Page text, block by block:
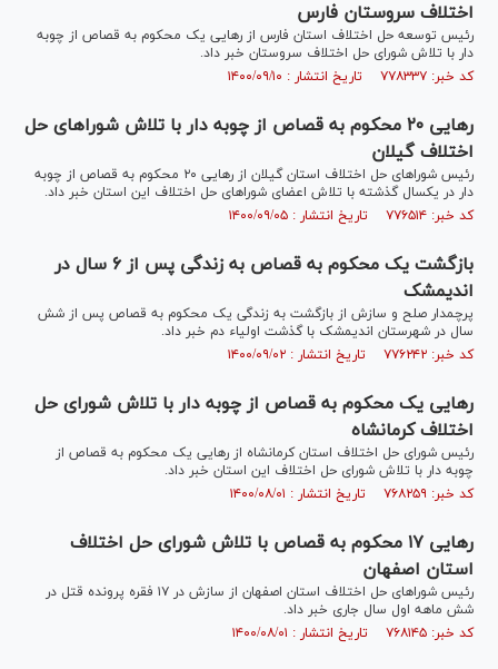
اختلاف سروستان فارس
رئیس توسعه حل اختلاف استان فارس از رهایی یک محکوم به قصاص از چوبه
دار با تلاش شورای حل اختلاف سروستان خبر داد.
کد خبر: ۷۷۸۳۳۷ تاریخ انتشار : ۱۴۰۰/۰۹/۱۰
رهایی ۲۰ محکوم به قصاص از چوبه دار با تلاش شورا‌های حل
اختلاف گیلان
رئیس شورا‌های حل اختلاف استان گیلان از رهایی ۲۰ محکوم به قصاص از چوبه
دار در یکسال گذشته با تلاش اعضای شورا‌های حل اختلاف این استان خبر داد.
کد خبر: ۷۷۶۵۱۴ تاریخ انتشار : ۱۴۰۰/۰۹/۰۵
بازگشت یک محکوم به قصاص به زندگی پس از ۶ سال در
اندیمشک
پرچمدار صلح و سازش از بازگشت به زندگی یک محکوم به قصاص پس از شش
سال در شهرستان اندیمشک با گذشت اولیاء دم خبر داد.
کد خبر: ۷۷۶۲۴۲ تاریخ انتشار : ۱۴۰۰/۰۹/۰۲
رهایی یک محکوم به قصاص از چوبه دار با تلاش شورای حل
اختلاف کرمانشاه
رئیس شورای حل اختلاف استان کرمانشاه از رهایی یک محکوم به قصاص از
چوبه دار با تلاش شورای حل اختلاف این استان خبر داد.
کد خبر: ۷۶۸۲۵۹ تاریخ انتشار : ۱۴۰۰/۰۸/۰۱
رهایی ۱۷ محکوم به قصاص با تلاش شورای حل اختلاف
استان اصفهان
رئیس شورا‌های حل اختلاف استان اصفهان از سازش در ۱۷ فقره پرونده قتل در
شش ماهه اول سال جاری خبر داد.
کد خبر: ۷۶۸۱۴۵ تاریخ انتشار : ۱۴۰۰/۰۸/۰۱